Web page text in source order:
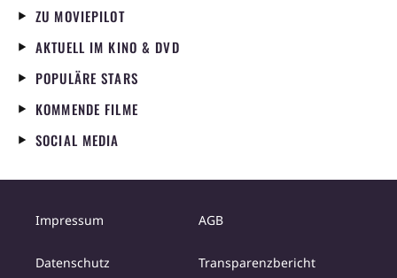
ZU MOVIEPILOT
AKTUELL IM KINO & DVD
POPULÄRE STARS
KOMMENDE FILME
SOCIAL MEDIA
Impressum AGB
Datenschutz Transparenzbericht